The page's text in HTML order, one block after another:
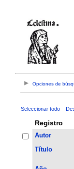
Opciones de
Seleccionar todo
Registro
Autor
Título